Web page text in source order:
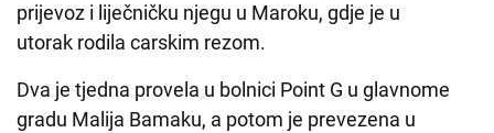
prijevoz i liječničku njegu u Maroku, gdje je u
utorak rodila carskim rezom.
Dva je tjedna provela u bolnici Point G u glavnome
gradu Malija Bamaku, a potom je prevezena u